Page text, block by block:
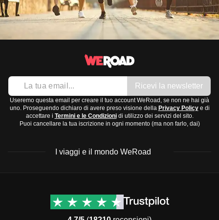
Ricevi la newsletter
Useremo questa email per creare il tuo account WeRoad, se non ne hai già
uno. Proseguendo dichiaro di avere preso visione della Privacy Policye di
accettare i Termini e le Condizionidi utilizzo dei servizi del sito.
Puoi cancellare la tua iscrizione in ogni momento (ma non farlo, dai)
I viaggi e il mondo WeRoad
Viaggi di gruppo Nord
Contatti